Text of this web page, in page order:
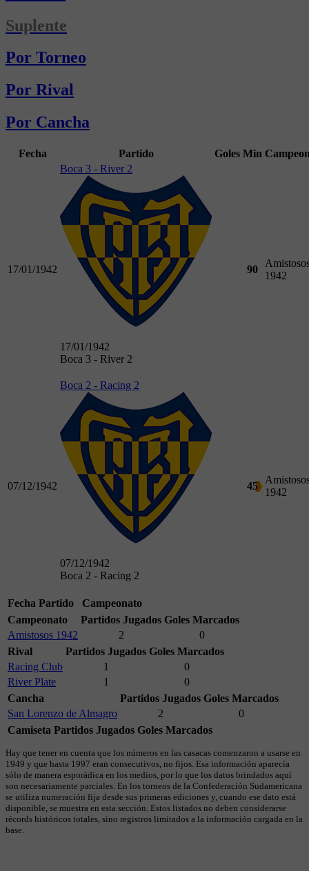
Suplente
Por Torneo
Por Rival
Por Cancha
Fecha Partido Goles Min
17/01/1942
Boca 3 - River 2
17/01/1942
Boca 3 - River 2
90
1942
07/12/1942
Boca 2 - Racing 2
07/12/1942
Boca 2 - Racing 2
45
1942
Fecha Partido
Campeonato
Campeonato
Partidos Jugados Goles Marcados
Amistosos 1942
2
0
Rival
Partidos Jugados Goles Marcados
Racing Club
1
0
River Plate
1
0
Cancha
Partidos Jugados Goles Marcados
San Lorenzo de Almagro
2
0
Camiseta Partidos Jugados Goles Marcados
Hay que tener en cuenta que los números en las casacas comenzaron a usarse en
1949 y que hasta 1997 eran consecutivos, no fijos. Esa información aparecía
sólo de manera esporádica en los medios, por lo que los datos brindados aquí
son necesariamente parciales. En los torneos de la Confederación Sudamericana
se utiliza numeración fija desde sus primeras ediciones y, cuando ese dato está
disponible, se muestra en esta sección. Estos listados no deben considerarse
récords históricos totales, sino registros limitados a la información cargada en la
base.